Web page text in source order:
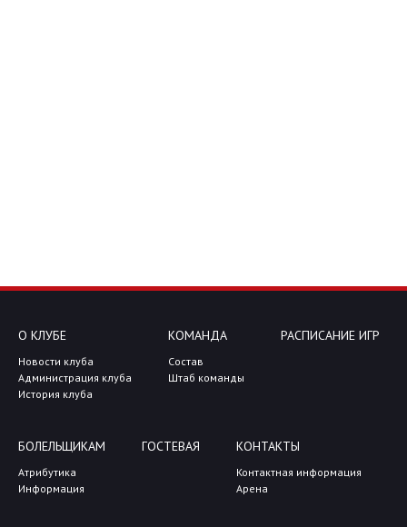
О КЛУБЕ
Новости клуба
Администрация клуба
История клуба
КОМАНДА
Состав
Штаб команды
РАСПИСАНИЕ ИГР
БОЛЕЛЬЩИКАМ
Атрибутика
Информация
ГОСТЕВАЯ КОНТАКТЫ
Контактная информация
Арена